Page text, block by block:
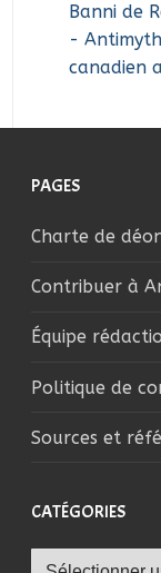
Banni de
-
canadien
PAGES
Charte de
Contribuer à
Équipe
Politique de
Sources et
CATÉGORIES
Catégories